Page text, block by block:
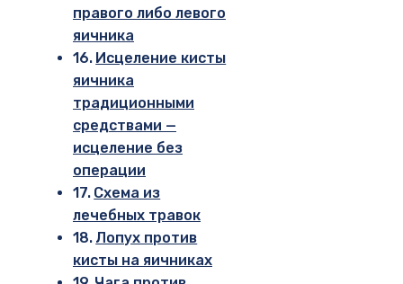
правого либо левого
яичника
Исцеление кисты
яичника
традиционными
средствами —
исцеление без
операции
Схема из
лечебных травок
Лопух против
кисты на яичниках